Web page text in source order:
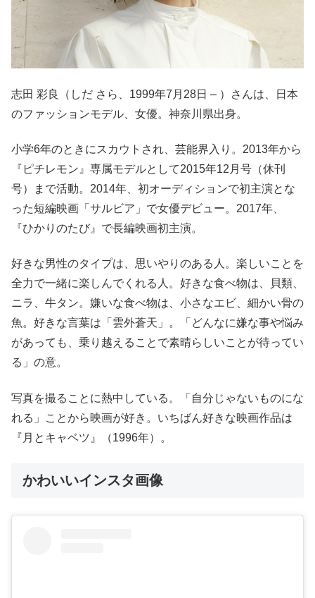
志田 彩良（しだ さら、1999年7月28日 – ）さんは、日本
のファッションモデル、女優。神奈川県出身。
小学6年のときにスカウトされ、芸能界入り。2013年から
『ピチレモン』専属モデルとして2015年12月号（休刊
号）まで活動。2014年、初オーディションで初主演とな
った短編映画「サルビア」で女優デビュー。2017年、
『ひかりのたび』で長編映画初主演。
好きな男性のタイプは、思いやりのある人。楽しいことを
全力で一緒に楽しんでくれる人。好きな食べ物は、貝類、
ニラ、牛タン。嫌いな食べ物は、小さなエビ、細かい骨の
魚。好きな言葉は「雲外蒼天」。「どんなに嫌な事や悩み
があっても、乗り越えることで素晴らしいことが待ってい
る」の意。
写真を撮ることに熱中している。「自分じゃないものにな
れる」ことから映画が好き。いちばん好きな映画作品は
『月とキャベツ』（1996年）。
かわいいインスタ画像